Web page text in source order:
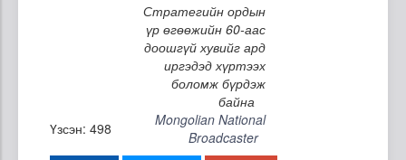
Стратегийн ордын
үр өгөөжийн 60-аас
доошгүй хувийг ард
иргэдэд хүртээх
боломж бүрдэж
байна
Үзсэн: 498
Mongolian National
Broadcaster